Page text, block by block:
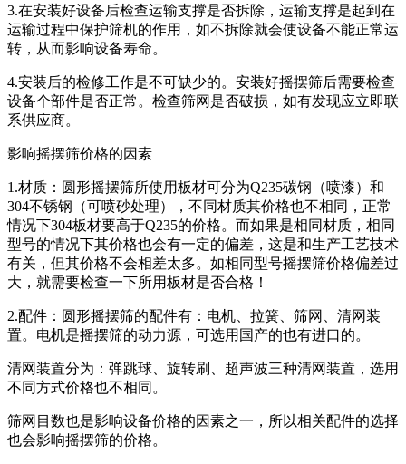
3.在安装好设备后检查运输支撑是否拆除，运输支撑是起到在
运输过程中保护筛机的作用，如不拆除就会使设备不能正常运
转，从而影响设备寿命。
4.安装后的检修工作是不可缺少的。安装好摇摆筛后需要检查
设备个部件是否正常。检查筛网是否破损，如有发现应立即联
系供应商。
影响摇摆筛价格的因素
1.材质：圆形摇摆筛所使用板材可分为Q235碳钢（喷漆）和
304不锈钢（可喷砂处理），不同材质其价格也不相同，正常
情况下304板材要高于Q235的价格。而如果是相同材质，相同
型号的情况下其价格也会有一定的偏差，这是和生产工艺技术
有关，但其价格不会相差太多。如相同型号摇摆筛价格偏差过
大，就需要检查一下所用板材是否合格！
2.配件：圆形摇摆筛的配件有：电机、拉簧、筛网、清网装
置。电机是摇摆筛的动力源，可选用国产的也有进口的。
清网装置分为：弹跳球、旋转刷、超声波三种清网装置，选用
不同方式价格也不相同。
筛网目数也是影响设备价格的因素之一，所以相关配件的选择
也会影响摇摆筛的价格。